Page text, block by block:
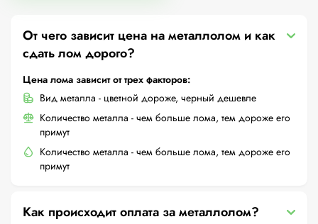
От чего зависит цена на металлолом и как
сдать лом дорого?
Цена лома зависит от трех факторов:
Вид металла - цветной дороже, черный дешевле
Количество металла - чем больше лома, тем дороже его
примут
Количество металла - чем больше лома, тем дороже его
примут
Как происходит оплата за металлолом?